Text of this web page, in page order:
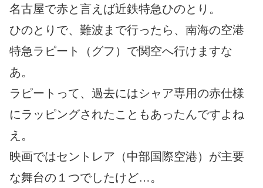
名古屋で赤と言えば近鉄特急ひのとり。
ひのとりで、難波まで行ったら、南海の空港
特急ラピート（グフ）で関空へ行けますな
あ。
ラピートって、過去にはシャア専用の赤仕様
にラッピングされたこともあったんですよね
え。
映画ではセントレア（中部国際空港）が主要
な舞台の１つでしたけど…。